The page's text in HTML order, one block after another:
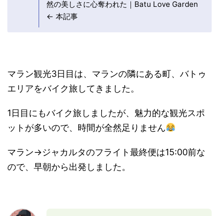
然の美しさに心奪われた｜Batu Love Garden
← 本記事
マラン観光3日目は、マランの隣にある町、バトゥ
エリアをバイク旅してきました。
1日目にもバイク旅しましたが、魅力的な観光スポ
ットが多いので、時間が全然足りません
マラン→ジャカルタのフライト最終便は15:00前な
ので、早朝から出発しました。